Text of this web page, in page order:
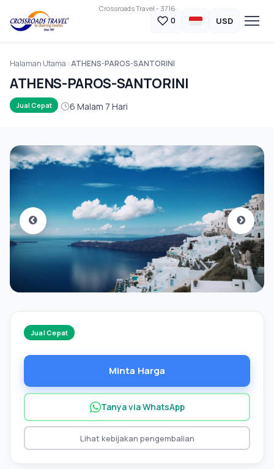
Crossroads Travel - 3716
0 USD
Halaman Utama ATHENS-PAROS-SANTORINI
ATHENS-PAROS-SANTORINI
Jual Cepat 6 Malam 7 Hari
Jual Cepat
Minta Harga
Tanya via WhatsApp
Lihat kebijakan pengembalian